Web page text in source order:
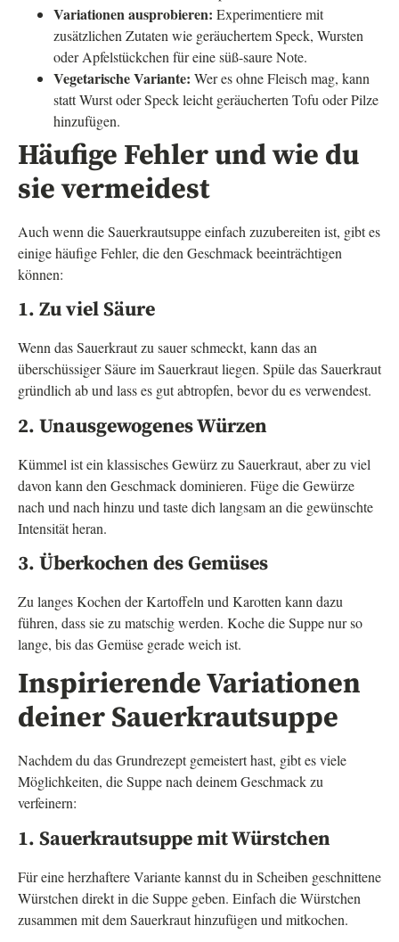
Variationen ausprobieren: Experimentiere mit
zusätzlichen Zutaten wie geräuchertem Speck, Wursten
oder Apfelstückchen für eine süß-saure Note.
Vegetarische Variante: Wer es ohne Fleisch mag, kann
statt Wurst oder Speck leicht geräucherten Tofu oder Pilze
hinzufügen.
Häufige Fehler und wie du
sie vermeidest
Auch wenn die Sauerkrautsuppe einfach zuzubereiten ist, gibt es
einige häufige Fehler, die den Geschmack beeinträchtigen
können:
1. Zu viel Säure
Wenn das Sauerkraut zu sauer schmeckt, kann das an
überschüssiger Säure im Sauerkraut liegen. Spüle das Sauerkraut
gründlich ab und lass es gut abtropfen, bevor du es verwendest.
2. Unausgewogenes Würzen
Kümmel ist ein klassisches Gewürz zu Sauerkraut, aber zu viel
davon kann den Geschmack dominieren. Füge die Gewürze
nach und nach hinzu und taste dich langsam an die gewünschte
Intensität heran.
3. Überkochen des Gemüses
Zu langes Kochen der Kartoffeln und Karotten kann dazu
führen, dass sie zu matschig werden. Koche die Suppe nur so
lange, bis das Gemüse gerade weich ist.
Inspirierende Variationen
deiner Sauerkrautsuppe
Nachdem du das Grundrezept gemeistert hast, gibt es viele
Möglichkeiten, die Suppe nach deinem Geschmack zu
verfeinern:
1. Sauerkrautsuppe mit Würstchen
Für eine herzhaftere Variante kannst du in Scheiben geschnittene
Würstchen direkt in die Suppe geben. Einfach die Würstchen
zusammen mit dem Sauerkraut hinzufügen und mitkochen.